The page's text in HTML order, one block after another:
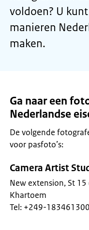
voldoen? U
manieren
maken.
Ga naar een
Nederlandse
De volgende
voor pasfoto’s:
Camera Artist
New extension, St
Khartoem
Tel: +249-183461300